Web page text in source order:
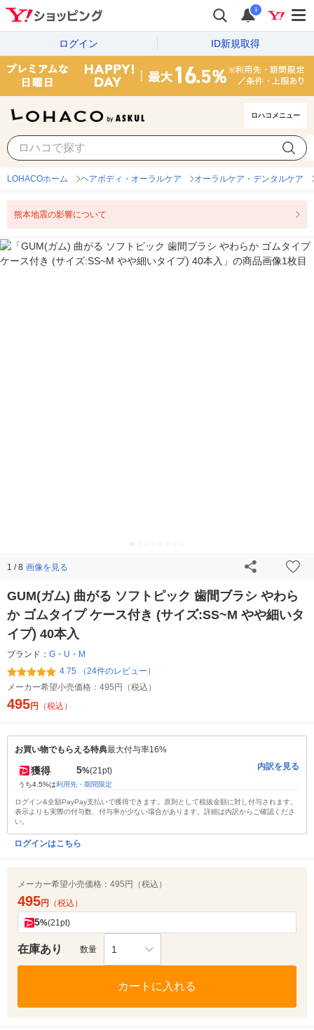
i
ログイン ID新規取得
ロハコメニュー
LOHACOホーム ヘアボディ・オーラルケア オーラルケア・デンタルケア
熊本地震の影響について
1 / 8 画像を見る
GUM(ガム) 曲がる ソフトピック 歯間ブラシ やわら
か ゴムタイプ ケース付き (サイズ:SS~M やや細いタ
イプ) 40本入
ブランド： G・U・M
4.75 （24件のレビュー）
メーカー希望小売価格： 495円（税込）
495円 （税込）
お買い物でもらえる特典最大付与率16%
獲得 5%(21pt)
うち4.5%は利用先・期間限定
内訳を見る
ログイン&全額PayPay支払いで獲得できます。原則として税抜金額に対し付与されます。
表示よりも実際の付与数、付与率が少ない場合があります。詳細は内訳からご確認くださ
い。
ログインはこちら
メーカー希望小売価格： 495円（税込）
495円 （税込）
5%(21pt)
在庫あり 数量 1
カートに入れる